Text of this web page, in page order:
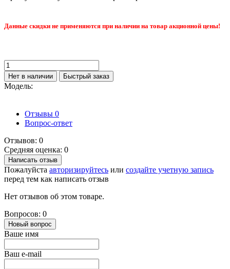
Данные скидки не применяются при наличии на товар акционной цены!
Нет в наличии Быстрый заказ
Модель:
Отзывы 0
Вопрос-ответ
Отзывов: 0
Средняя оценка: 0
Написать отзыв
Пожалуйста авторизируйтесь или создайте учетную запись
перед тем как написать отзыв
Нет отзывов об этом товаре.
Вопросов: 0
Новый вопрос
Ваше имя
Ваш e-mail